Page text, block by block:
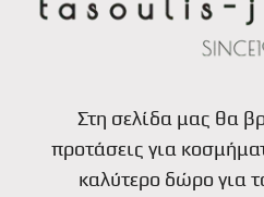
Στη σελίδα μας θα
προτάσεις για
καλύτερο δώρο για